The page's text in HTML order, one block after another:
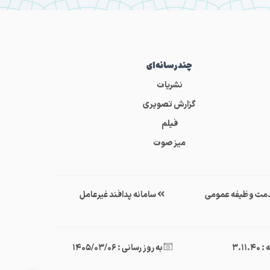
چندرسانه‌ای
نشریات
گزارش تصویری
فیلم
میز صوت
وظیفه عمومی سامانه پدافند غیرعامل
به روز رسانی : 1405/03/06